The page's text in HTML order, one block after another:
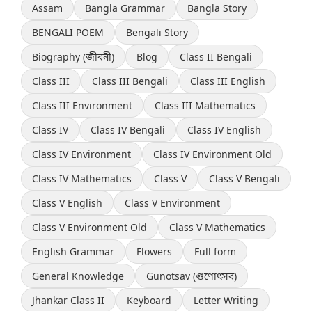
Assam
Bangla Grammar
Bangla Story
BENGALI POEM
Bengali Story
Biography (জীবনী)
Blog
Class II Bengali
Class III
Class III Bengali
Class III English
Class III Environment
Class III Mathematics
Class IV
Class IV Bengali
Class IV English
Class IV Environment
Class IV Environment Old
Class IV Mathematics
Class V
Class V Bengali
Class V English
Class V Environment
Class V Environment Old
Class V Mathematics
English Grammar
Flowers
Full form
General Knowledge
Gunotsav (গুণোৎসব)
Jhankar Class II
Keyboard
Letter Writing